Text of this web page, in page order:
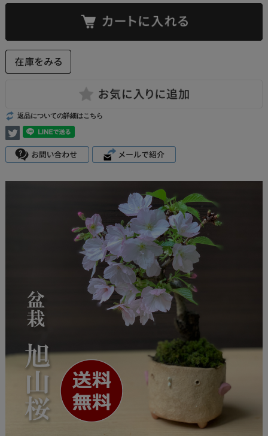
返品についての詳細はこちら